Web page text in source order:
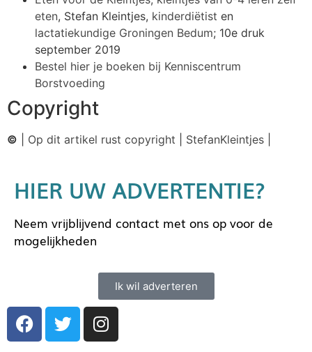
eten, Stefan Kleintjes, kinderdiëtist en
lactatiekundige Groningen Bedum; 10e druk
september 2019
Bestel hier je boeken bij Kenniscentrum
Borstvoeding
Copyright
© Op dit artikel rust copyright StefanKleintjes
HIER UW ADVERTENTIE?
Neem vrijblijvend contact met ons op voor de
mogelijkheden
Ik wil adverteren